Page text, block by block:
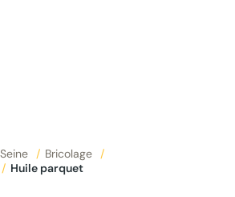
/ Bricolage
/
/ Huile parquet